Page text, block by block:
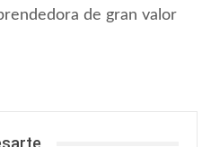
de gran valor